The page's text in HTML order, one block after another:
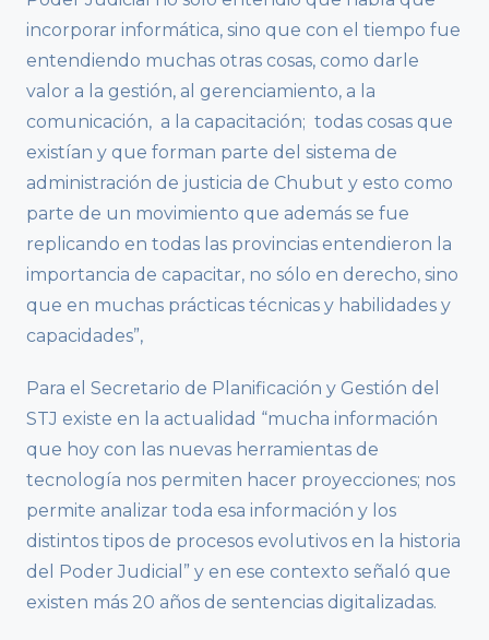
incorporar informática, sino que con el tiempo fue
entendiendo muchas otras cosas, como darle
valor a la gestión, al gerenciamiento, a la
comunicación, a la capacitación; todas cosas que
existían y que forman parte del sistema de
administración de justicia de Chubut y esto como
parte de un movimiento que además se fue
replicando en todas las provincias entendieron la
importancia de capacitar, no sólo en derecho, sino
que en muchas prácticas técnicas y habilidades y
capacidades”,
Para el Secretario de Planificación y Gestión del
STJ existe en la actualidad “mucha información
que hoy con las nuevas herramientas de
tecnología nos permiten hacer proyecciones; nos
permite analizar toda esa información y los
distintos tipos de procesos evolutivos en la historia
del Poder Judicial” y en ese contexto señaló que
existen más 20 años de sentencias digitalizadas.